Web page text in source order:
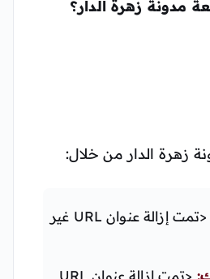
مدونة زهرة الدار؟
زهرة الدار من خلال:
<تمت إزالة عنوان URL غير
<تمت إزالة عنوان URL